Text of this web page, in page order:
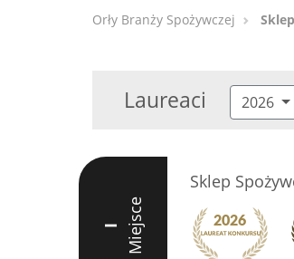
Orły Branży Spożywczej
Laureaci 2026
I Miejsce
Sklep